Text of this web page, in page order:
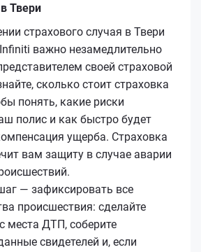
Твери
страхового случая в Твери
важно незамедлительно
своей страховой
сколько стоит страховка
понять, какие риски
полис и как быстро будет
ущерба. Страховка
вам защиту в случае аварии
— зафиксировать все
происшествия: сделайте
места ДТП, соберите
свидетелей и, если